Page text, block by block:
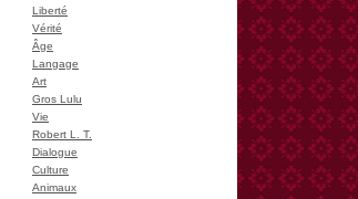
Liberté
Vérité
Âge
Langage
Art
Gros Lulu
Vie
Robert L. T.
Dialogue
Culture
Animaux